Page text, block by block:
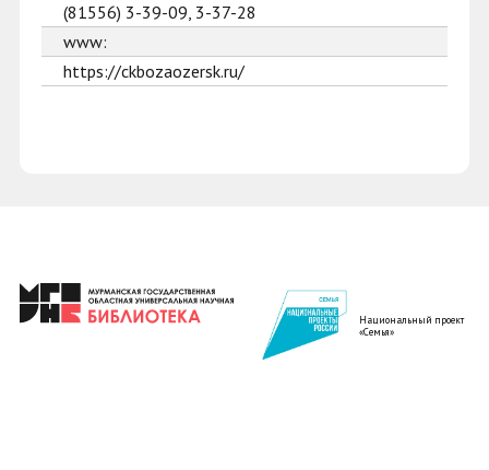
(81556) 3-39-09, 3-37-28
www:
https://ckbozaozersk.ru/
Национальный проект
«Семья»